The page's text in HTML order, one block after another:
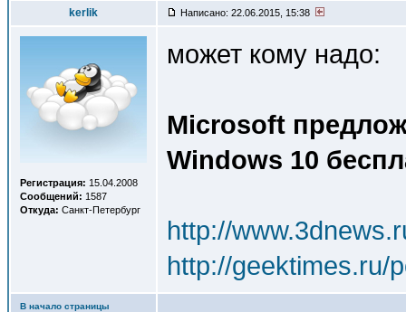
kerlik Написано: 22.06.2015, 15:38
Регистрация: 15.04.2008
Сообщений: 1587
Откуда: Санкт-Петербург
может кому надо:
Microsoft
Windows 10
http://
http://geektimes.ru/
В начало страницы